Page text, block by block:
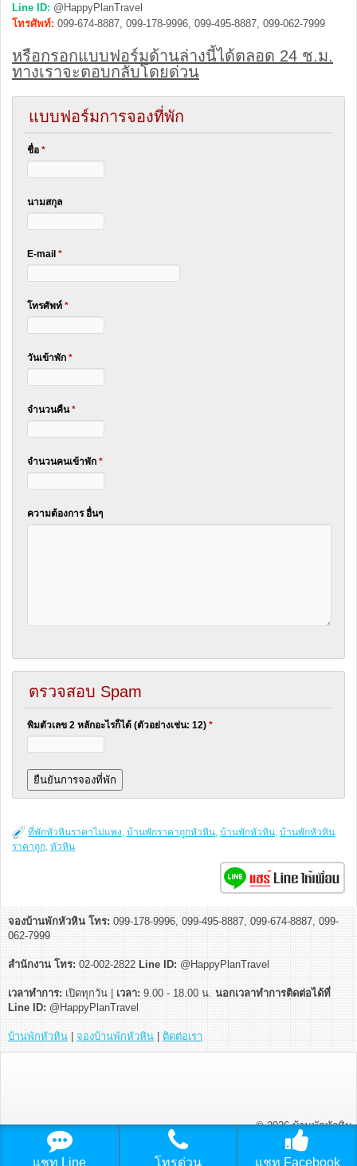
Line ID: @HappyPlanTravel
โทรศัพท์: 099-674-8887, 099-178-9996, 099-495-8887, 099-062-7999
หรือกรอกแบบฟอร์มด้านล่างนี้ได้ตลอด 24 ช.ม.
ทางเราจะตอบกลับโดยด่วน
แบบฟอร์มการจองที่พัก
ชื่อ *
นามสกุล
E-mail *
โทรศัพท์ *
วันเข้าพัก *
จำนวนคืน*
จำนวนคนเข้าพัก *
ความต้องการ อื่นๆ
ตรวจสอบ Spam
พิมตัวเลข 2 หลักอะไรก็ได้ (ตัวอย่างเช่น: 12) *
ที่พักหัวหินราคาไม่แพง, บ้านพักราคาถูกหัวหิน, บ้านพักหัวหิน, บ้านพักหัวหิน
ราคาถูก, หัวหิน
จองบ้านพักหัวหิน โทร: 099-178-9996, 099-495-8887, 099-674-8887, 099-
062-7999
สำนักงาน โทร: 02-002-2822 Line ID: @HappyPlanTravel
เวลาทำการ: เปิดทุกวัน | เวลา: 9.00 - 18.00 น. นอกเวลาทำการติดต่อได้ที่
Line ID: @HappyPlanTravel
บ้านพักหัวหิน จองบ้านพักหัวหิน ติดต่อเรา
© 2026บ้านพักหัวหิน
แชท Line โทรด่วน แชท Facebook